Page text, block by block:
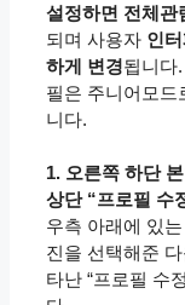
설정하면 전체관
되며 사용자 인
하게 변경됩니다
필은 주니어모드
니다.
1. 오른쪽 하단
상단 “프로필 수
우측 아래에 있
진을 선택해준
타난 “프로필 수